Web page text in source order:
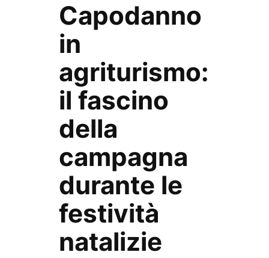
Capodanno
in
agriturismo:
il fascino
della
campagna
durante le
festività
natalizie